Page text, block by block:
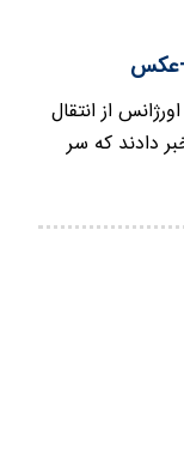
اورژانس از انتقال
دادند که سر